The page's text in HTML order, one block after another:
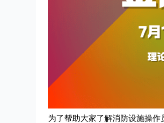
为了帮助大家了解消防设施操